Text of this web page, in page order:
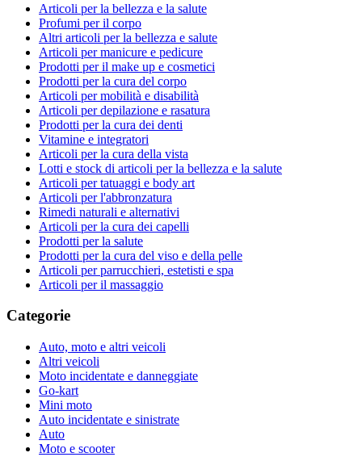
Articoli per la bellezza e la salute
Profumi per il corpo
Altri articoli per la bellezza e salute
Articoli per manicure e pedicure
Prodotti per il make up e cosmetici
Prodotti per la cura del corpo
Articoli per mobilità e disabilità
Articoli per depilazione e rasatura
Prodotti per la cura dei denti
Vitamine e integratori
Articoli per la cura della vista
Lotti e stock di articoli per la bellezza e la salute
Articoli per tatuaggi e body art
Articoli per l'abbronzatura
Rimedi naturali e alternativi
Articoli per la cura dei capelli
Prodotti per la salute
Prodotti per la cura del viso e della pelle
Articoli per parrucchieri, estetisti e spa
Articoli per il massaggio
Categorie
Auto, moto e altri veicoli
Altri veicoli
Moto incidentate e danneggiate
Go-kart
Mini moto
Auto incidentate e sinistrate
Auto
Moto e scooter